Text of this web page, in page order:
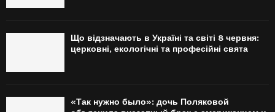
Що відзначають в Україні та світі 8 червня:
церковні, екологічні та професійні свята
«Так нужно было»: дочь Поляковой